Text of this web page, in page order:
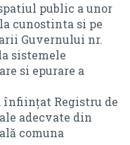
PRIMARIA
public a unor
cunostinta si pe
Guvernului nr.
sistemele
si epurare a
înființat Registru de
adecvate din
comuna